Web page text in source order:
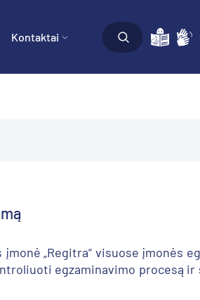
Kontaktai
„Regitra“ visuose įmonės
egzaminavimo procesą ir